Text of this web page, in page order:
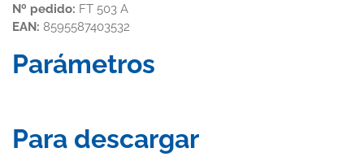
Nº pedido: FT 503 A
EAN: 8595587403532
Parámetros
Para descargar